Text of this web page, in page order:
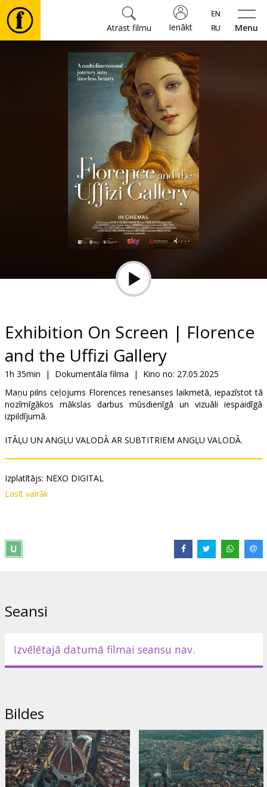
Menu
Ienākt
Atrast filmu
Pasākumi
B2B
Kino
Klubs
Exhibition On Screen | Florence
and the Uffizi Gallery
1h 35min | Dokumentāla filma | Kino no: 27.05.2025
Maņu pilns ceļojums Florences renesanses laikmetā, iepazīstot tā
nozīmīgākos mākslas darbus mūsdienīgā un vizuāli iespaidīgā
izpildījumā.
ITĀĻU UN ANGĻU VALODĀ AR SUBTITRIEM ANGĻU VALODĀ.
Izplatītājs: NEXO DIGITAL
Režisors: Luca Viotto
Lasīt vairāk
Seansi
Izvēlētajā datumā filmai seansu nav.
Bildes